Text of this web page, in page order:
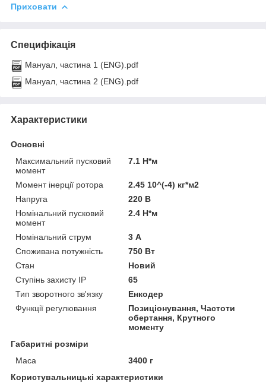
Приховати
Специфікація
Мануал, частина 1 (ENG).pdf
Мануал, частина 2 (ENG).pdf
Характеристики
Основні
Максимальний пусковий
момент
7.1 Н*м
Момент інерції ротора
2.45 10^(-4) кг*м2
Напруга
220 В
Номінальний пусковий
момент
2.4 Н*м
Номінальний струм
3 А
Споживана потужність
750 Вт
Стан
Новий
Ступінь захисту IP
65
Тип зворотного зв'язку
Енкодер
Функції регулювання
Позиціонування, Частоти
обертання, Крутного
моменту
Габаритні розміри
Маса
3400 г
Користувальницькі характеристики